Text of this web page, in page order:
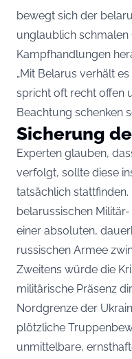
bewegt sich der
unglaublich schmalen
Kampfhandlungen
„Mit Belarus verhält
spricht oft recht offen
Beachtung schenken
Sicherung
Experten glauben,
verfolgt, sollte diese
tatsächlich
belarussischen
einer absoluten,
russischen Armee
Zweitens würde die
militärische Präsenz
Nordgrenze der
plötzliche
unmittelbare,